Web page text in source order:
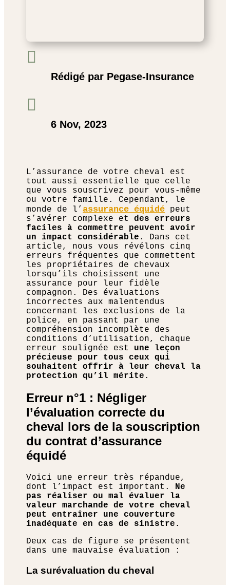

Rédigé par Pegase-Insurance

6 Nov, 2023
L’assurance de votre cheval est
tout aussi essentielle que celle
que vous souscrivez pour vous-même
ou votre famille. Cependant, le
monde de l’ assurance équidé peut
s’avérer complexe etdes erreurs
faciles à commettre peuvent avoir
un impact considérable . Dans cet
article, nous vous révélons cinq
erreurs fréquentes que commettent
les propriétaires de chevaux
lorsqu’ils choisissent une
assurance pour leur fidèle
compagnon. Des évaluations
incorrectes aux malentendus
concernant les exclusions de la
police, en passant par une
compréhension incomplète des
conditions d’utilisation, chaque
erreur soulignée est une leçon
précieuse pour tous ceux qui
souhaitent offrir à leur cheval la
protection qu’il mérite .
Erreur n°1 : Négliger
l’évaluation correcte du
cheval lors de la souscription
du contrat d’assurance
équidé
Voici une erreur très répandue,
dont l’impact est important. Ne
pas réaliser ou mal évaluer la
valeur marchande de votre cheval
peut entraîner une couverture
inadéquate en cas de sinistre.
Deux cas de figure se présentent
dans une mauvaise évaluation :
La surévaluation du cheval